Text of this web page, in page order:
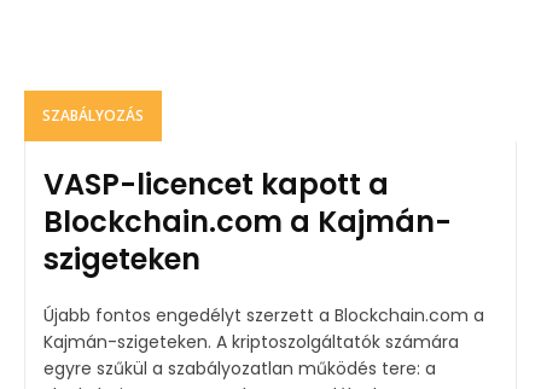
SZABÁLYOZÁS
VASP-licencet kapott a
Blockchain.com a Kajmán-
szigeteken
Újabb fontos engedélyt szerzett a Blockchain.com a
Kajmán-szigeteken. A kriptoszolgáltatók számára
egyre szűkül a szabályozatlan működés tere: a